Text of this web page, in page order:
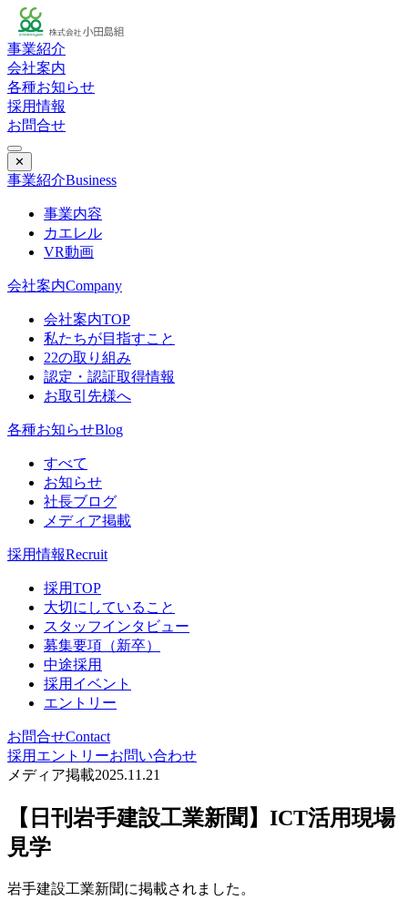
事業紹介
会社案内
各種お知らせ
採用情報
お問合せ
✕
事業紹介Business
事業内容
カエレル
VR動画
会社案内Company
会社案内TOP
私たちが目指すこと
22の取り組み
認定・認証取得情報
お取引先様へ
各種お知らせBlog
すべて
お知らせ
社長ブログ
メディア掲載
採用情報Recruit
採用TOP
大切にしていること
スタッフインタビュー
募集要項（新卒）
中途採用
採用イベント
エントリー
お問合せContact
採用エントリーお問い合わせ
メディア掲載2025.11.21
【日刊岩手建設工業新聞】ICT活用現場
見学
岩手建設工業新聞に掲載されました。